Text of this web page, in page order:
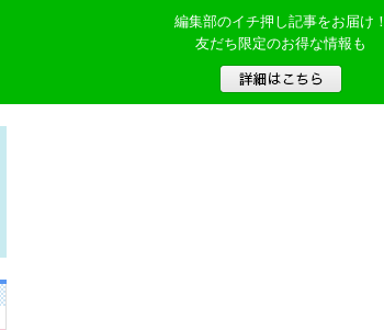
編集部のイチ押し記事をお届け！
友だち限定のお得な情報も